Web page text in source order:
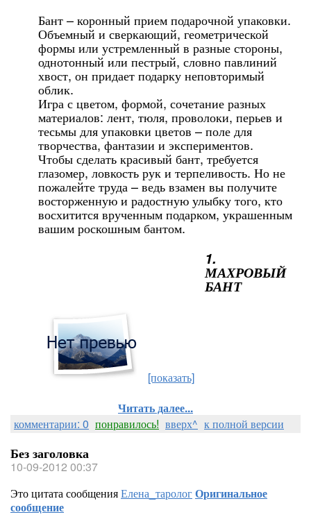
Бант – коронный прием подарочной упаковки.
Объемный и сверкающий, геометрической
формы или устремленный в разные стороны,
однотонный или пестрый, словно павлиний
хвост, он придает подарку неповторимый
облик.
Игра с цветом, формой, сочетание разных
материалов: лент, тюля, проволоки, перьев и
тесьмы для упаковки цветов – поле для
творчества, фантазии и экспериментов.
Чтобы сделать красивый бант, требуется
глазомер, ловкость рук и терпеливость. Но не
пожалейте труда – ведь взамен вы получите
восторженную и радостную улыбку того, кто
восхитится врученным подарком, украшенным
вашим роскошным бантом.
1.
МАХРОВЫЙ
БАНТ
[показать]
Читать далее...
комментарии: 0 понравилось! вверх^ к полной версии
Без заголовка
10-09-2012 00:37
Это цитата сообщенияЕлена_тарологОригинальное
сообщение